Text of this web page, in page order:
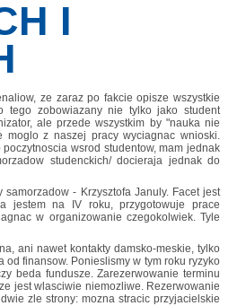
I
ze zaraz po fakcie opisze wszystkie
tego zobowiazany nie tylko jako student
ale przede wszystkim by "nauka nie
z naszej pracy wyciagnac wnioski.
wsrod studentow, mam jednak
studenckich/ docieraja jednak do
- Krzysztofa Januly. Facet jest
jestem na IV roku, przygotowuje prace
w organizowanie czegokolwiek. Tyle
ani nawet kontakty damsko-meskie, tylko
finansow. Ponieslismy w tym roku ryzyko
beda fundusze. Zarezerwowanie terminu
jest wlasciwie niemozliwe. Rezerwowanie
zle strony: mozna stracic przyjacielskie